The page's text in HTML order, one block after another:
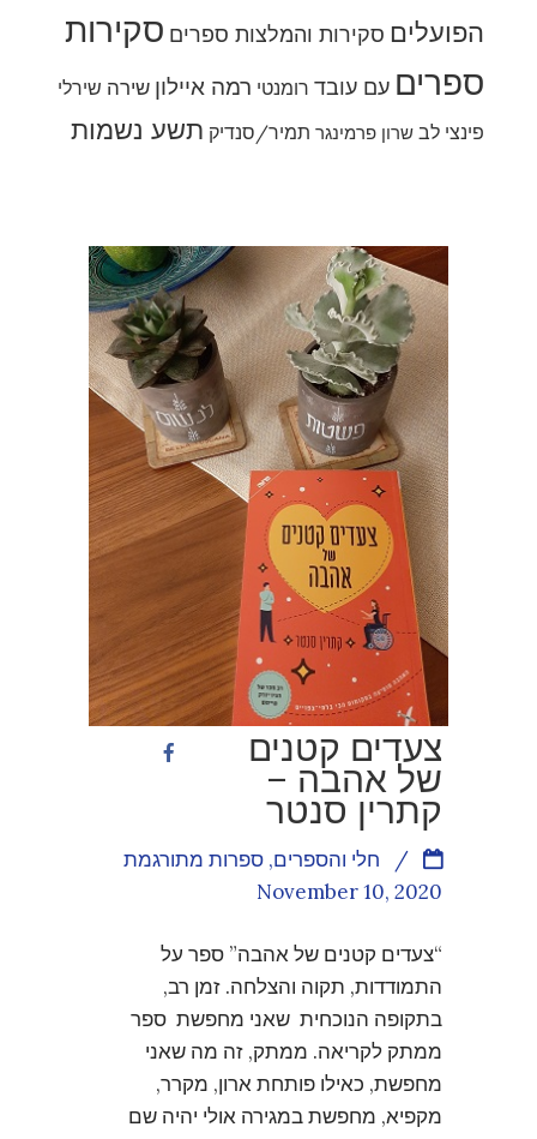
הפועלים סקירות והמלצות ספרים סקירות
ספרים עם עובד רומנטי רמה איילון שירה שירלי
פינצי לב שרון פרמינגר תמיר/סנדיק תשע נשמות
צעדים קטנים
של אהבה –
קתרין סנטר
חלי והספרים, ספרות מתורגמת
/
November 10, 2020
“צעדים קטנים של אהבה” ספר על
התמודדות, תקוה והצלחה. זמן רב,
בתקופה הנוכחית שאני מחפשת ספר
ממתק לקריאה. ממתק, זה מה שאני
מחפשת, כאילו פותחת ארון, מקרר,
מקפיא, מחפשת במגירה אולי יהיה שם